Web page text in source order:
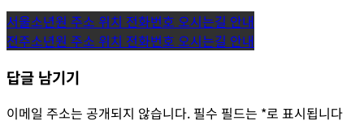
글
탐
색
서울소년원 주소 위치 전화번호 오시는길 안내
전주소년원 주소 위치 전화번호 오시는길 안내
답글 남기기
이메일 주소는 공개되지 않습니다. 필수 필드는 *로 표시됩니다